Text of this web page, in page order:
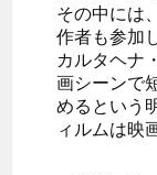
その中には
作者も参加
カルタヘナ
画シーンで
めるという
ィルムは映